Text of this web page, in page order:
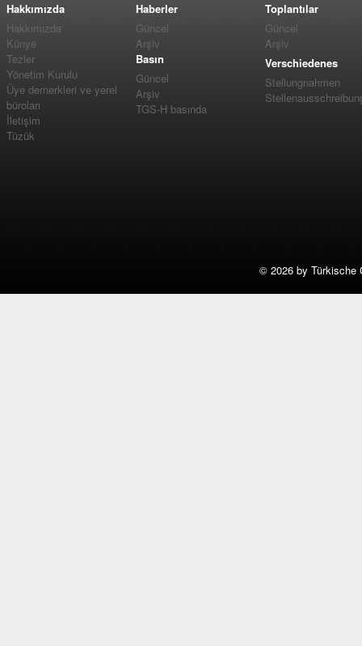
Hakkımızda
Hakkımızda
Künye
Tezler
Yönetim Kurulu
Üye dernerkleri ve yerel
büroları
İletişim
Tüzük
Haberler
Güncel
Arşiv
Basın
Güncel
Arşiv
TGS-H basında
Toplantılar
Güncel
Arşiv
Verschiedenes
Stellungnahmen
© 2026 by Türkische